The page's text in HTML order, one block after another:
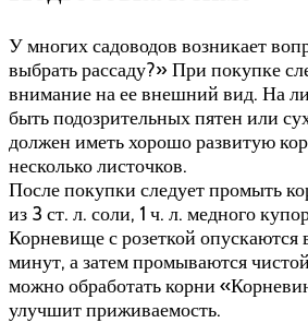
У многих садоводов возникает
выбрать рассаду?» При покупке
внимание на ее внешний вид. На
быть подозрительных пятен или
должен иметь хорошо развитую
несколько листочков.
После покупки следует промыть
из 3 ст. л. соли, 1 ч. л. медного
Корневище с розеткой опускаются
минут, а затем промываются
можно обработать корни
улучшит приживаемость.